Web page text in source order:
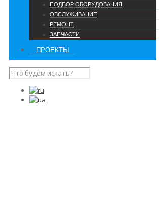
ПОДБОР ОБОРУДОВАНИЯ
ОБСЛУЖИВАНИЕ
РЕМОНТ
ЗАПЧАСТИ
ПРОЕКТЫ